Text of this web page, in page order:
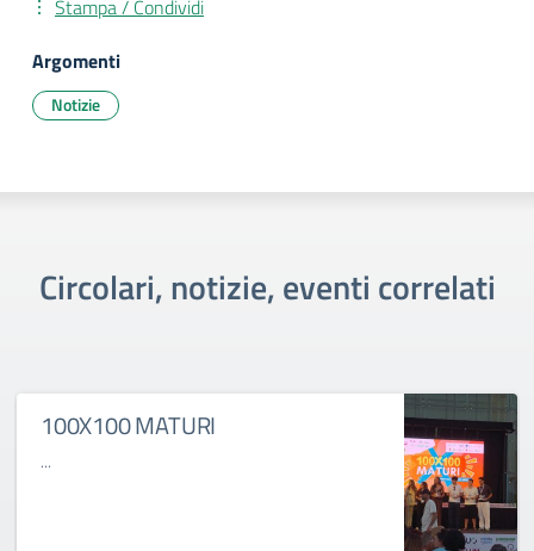
Stampa / Condividi
Argomenti
Notizie
Circolari, notizie, eventi correlati
100X100 MATURI
...